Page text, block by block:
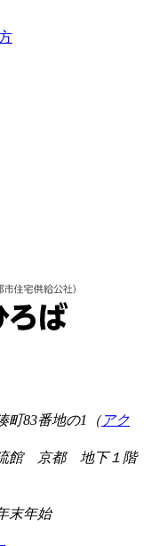
町83番地の1（ アク
流館 京都 地下１階
末年始